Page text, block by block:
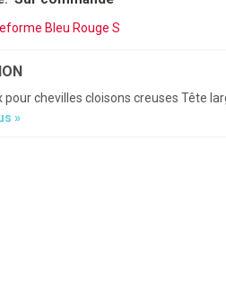
Bleu Rouge S
pour chevilles cloisons creuses Tête
»